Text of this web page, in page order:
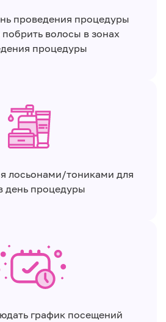
проведения процедуры
волосы в зонах
процедуры
лосьонами/тониками для
день процедуры
график посещений